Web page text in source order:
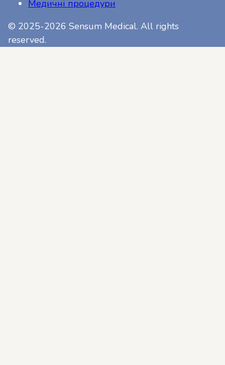
Медичні процедури
© 2025-2026 Sensum Medical. All rights
reserved.